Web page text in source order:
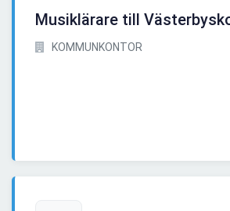
Musiklärare till
KOMMUNKONTOR